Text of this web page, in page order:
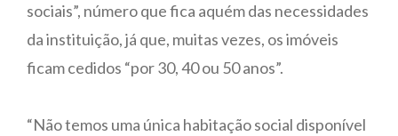
sociais”, número que fica aquém das necessidades
da instituição, já que, muitas vezes, os imóveis
ficam cedidos “por 30, 40 ou 50 anos”.
“Não temos uma única habitação social disponível